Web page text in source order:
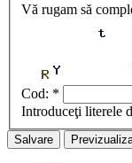
Vă rugam să
Cod: *
Introduceţi literele